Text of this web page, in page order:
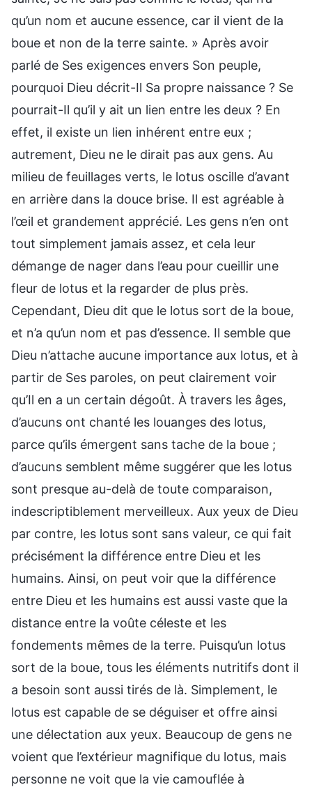
qu’un nom et aucune essence, car il vient de la
boue et non de la terre sainte. » Après avoir
parlé de Ses exigences envers Son peuple,
pourquoi Dieu décrit-Il Sa propre naissance ? Se
pourrait-Il qu’il y ait un lien entre les deux ? En
effet, il existe un lien inhérent entre eux ;
autrement, Dieu ne le dirait pas aux gens. Au
milieu de feuillages verts, le lotus oscille d’avant
en arrière dans la douce brise. Il est agréable à
l’œil et grandement apprécié. Les gens n’en ont
tout simplement jamais assez, et cela leur
démange de nager dans l’eau pour cueillir une
fleur de lotus et la regarder de plus près.
Cependant, Dieu dit que le lotus sort de la boue,
et n’a qu’un nom et pas d’essence. Il semble que
Dieu n’attache aucune importance aux lotus, et à
partir de Ses paroles, on peut clairement voir
qu’Il en a un certain dégoût. À travers les âges,
d’aucuns ont chanté les louanges des lotus,
parce qu’ils émergent sans tache de la boue ;
d’aucuns semblent même suggérer que les lotus
sont presque au-delà de toute comparaison,
indescriptiblement merveilleux. Aux yeux de Dieu
par contre, les lotus sont sans valeur, ce qui fait
précisément la différence entre Dieu et les
humains. Ainsi, on peut voir que la différence
entre Dieu et les humains est aussi vaste que la
distance entre la voûte céleste et les
fondements mêmes de la terre. Puisqu’un lotus
sort de la boue, tous les éléments nutritifs dont il
a besoin sont aussi tirés de là. Simplement, le
lotus est capable de se déguiser et offre ainsi
une délectation aux yeux. Beaucoup de gens ne
voient que l’extérieur magnifique du lotus, mais
personne ne voit que la vie camouflée à